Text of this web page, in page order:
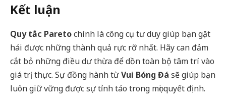
Kết luận
Quy tắc Paretochính là công cụ tư duy giúp bạn gặt
hái được những thành quả rực rỡ nhất. Hãy can đảm
cắt bỏ những điều dư thừa để dồn toàn bộ tâm trí vào
giá trị thực. Sự đồng hành từVui Bóng Đá sẽ giúp bạn
luôn giữ vững được sự tỉnh táo trong mọi quyết định.